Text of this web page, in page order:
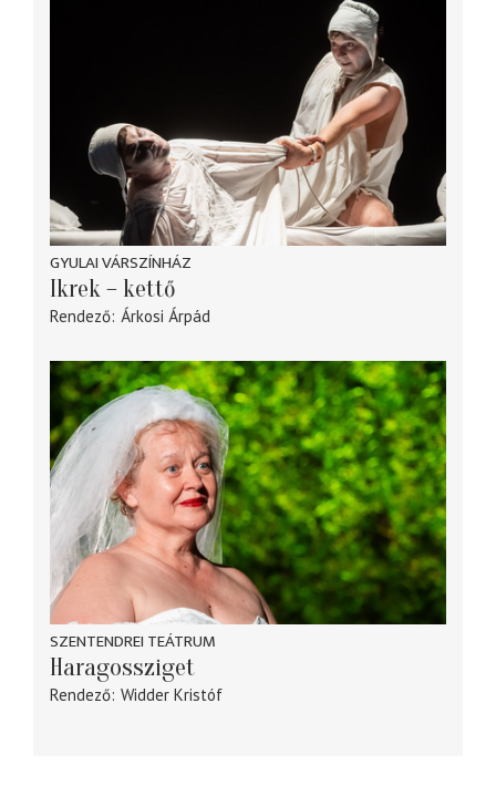
GYULAI VÁRSZÍNHÁZ
Ikrek – kettő
Rendező Árkosi Árpád
SZENTENDREI TEÁTRUM
Haragossziget
Rendező Widder Kristóf